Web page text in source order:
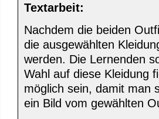
Textarbeit:
Nachdem die beiden
die ausgewählten
werden. Die Lernenden
Wahl auf diese Kleidung
möglich sein, damit man
ein Bild vom gewählten